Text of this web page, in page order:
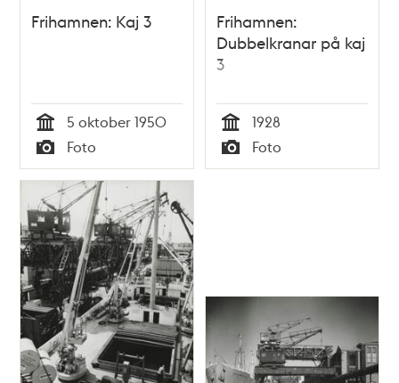
Frihamnen: Kaj 3
Tid
5 oktober 1950
Typ
Foto
Frihamnen:
Dubbelkranar på kaj
3
Tid
1928
Typ
Foto